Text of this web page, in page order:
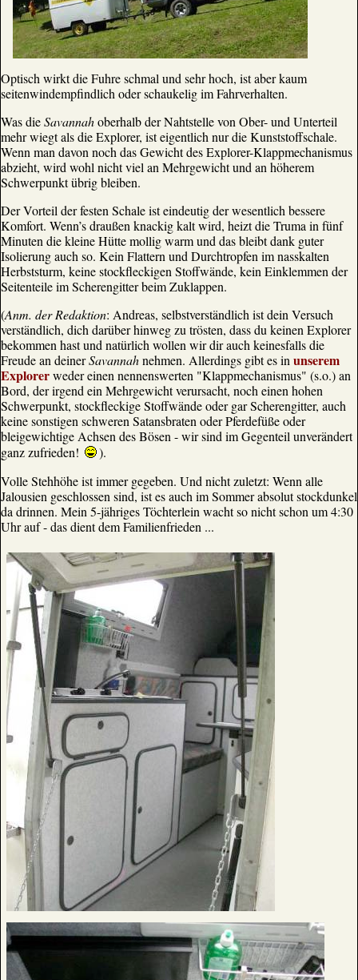
Optisch wirkt die Fuhre schmal und sehr hoch, ist aber kaum
seitenwindempfindlich oder schaukelig im Fahrverhalten.
Was dieSavannahoberhalb der Nahtstelle von Ober- und Unterteil
mehr wiegt als die Explorer, ist eigentlich nur die Kunststoffschale.
Wenn man davon noch das Gewicht des Explorer-Klappmechanismus
abzieht, wird wohl nicht viel an Mehrgewicht und an höherem
Schwerpunkt übrig bleiben.
Der Vorteil der festen Schale ist eindeutig der wesentlich bessere
Komfort. Wenn’s draußen knackig kalt wird, heizt die Truma in fünf
Minuten die kleine Hütte mollig warm und das bleibt dank guter
Isolierung auch so. Kein Flattern und Durchtropfen im nasskalten
Herbststurm, keine stockfleckigen Stoffwände, kein Einklemmen der
Seitenteile im Scherengitter beim Zuklappen.
(Anm. der Redaktion: Andreas, selbstverständlich ist dein Versuch
verständlich, dich darüber hinweg zu trösten, dass du keinen Explorer
bekommen hast und natürlich wollen wir dir auch keinesfalls die
Freude an deinerSavannahnehmen. Allerdings gibt es in unserem
Explorerweder einen nennenswerten "Klappmechanismus" (s.o.) an
Bord, der irgend ein Mehrgewicht verursacht, noch einen hohen
Schwerpunkt, stockfleckige Stoffwände oder gar Scherengitter, auch
keine sonstigen schweren Satansbraten oder Pferdefüße oder
bleigewichtige Achsen des Bösen - wir sind im Gegenteil unverändert
ganz zufrieden!
).
Volle Stehhöhe ist immer gegeben. Und nicht zuletzt: Wenn alle
Jalousien geschlossen sind, ist es auch im Sommer absolut stockdunkel
da drinnen. Mein 5-jähriges Töchterlein wacht so nicht schon um 4:30
Uhr auf - das dient dem Familienfrieden ...